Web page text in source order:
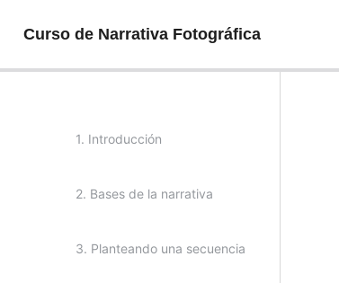
Curso de Narrativa Fotográfica
1. Introducción
2. Bases de la narrativa
3. Planteando una secuencia